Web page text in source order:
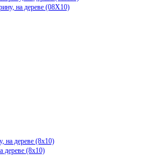
на дереве (08Х10)
дереве (8x10)